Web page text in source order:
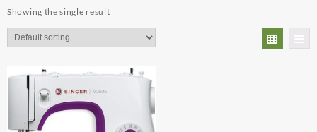
Showing the single result